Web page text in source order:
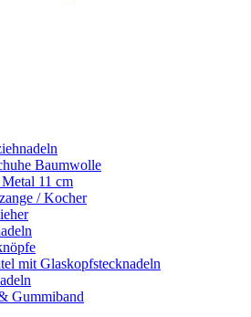
Baumwolle
Metal 11 cm
/ Kocher
mit Glaskopfstecknadeln
Gummiband